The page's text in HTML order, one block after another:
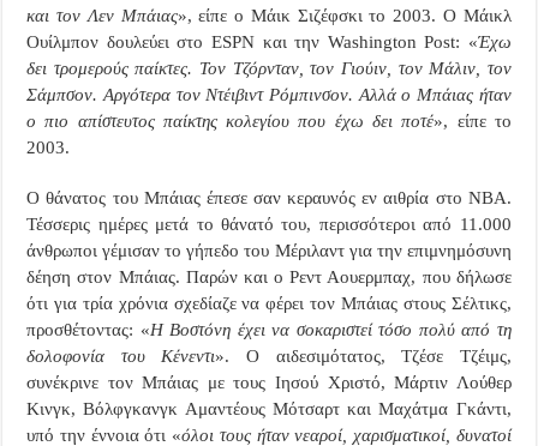
και τον Λεν Μπάιας», είπε ο Μάικ Σιζέφσκι το 2003. Ο Μάικλ
Ουίλμπον δουλεύει στο ESPNκαι την Washington Post: «Έχω
δει τρομερούς παίκτες. Τον Τζόρνταν, τον Γιούιν, τον Μάλιν, τον
Σάμπσον. Αργότερα τον Ντέιβιντ Ρόμπινσον. Αλλά ο Μπάιας ήταν
ο πιο απίστευτος παίκτης κολεγίου που έχω δει ποτέ», είπε το
2003.
Ο θάνατος του Μπάιας έπεσε σαν κεραυνός εν αιθρία στο NBA.
Τέσσερις ημέρες μετά το θάνατό του, περισσότεροι από 11.000
άνθρωποι γέμισαν το γήπεδο του Μέριλαντ για την επιμνημόσυνη
δέηση στον Μπάιας. Παρών και ο Ρεντ Αουερμπαχ, που δήλωσε
ότι για τρία χρόνια σχεδίαζε να φέρει τον Μπάιας στους Σέλτικς,
προσθέτοντας: «Η Βοστόνη έχει να σοκαριστεί τόσο πολύ από τη
δολοφονία του Κένεντι». Ο αιδεσιμότατος, Τζέσε Τζέιμς,
συνέκρινε τον Μπάιας με τους Ιησού Χριστό, Μάρτιν Λούθερ
Κινγκ, Βόλφγκανγκ Αμαντέους Μότσαρτ και Μαχάτμα Γκάντι,
υπό την έννοια ότι «όλοι τους ήταν νεαροί, χαρισματικοί, δυνατοί